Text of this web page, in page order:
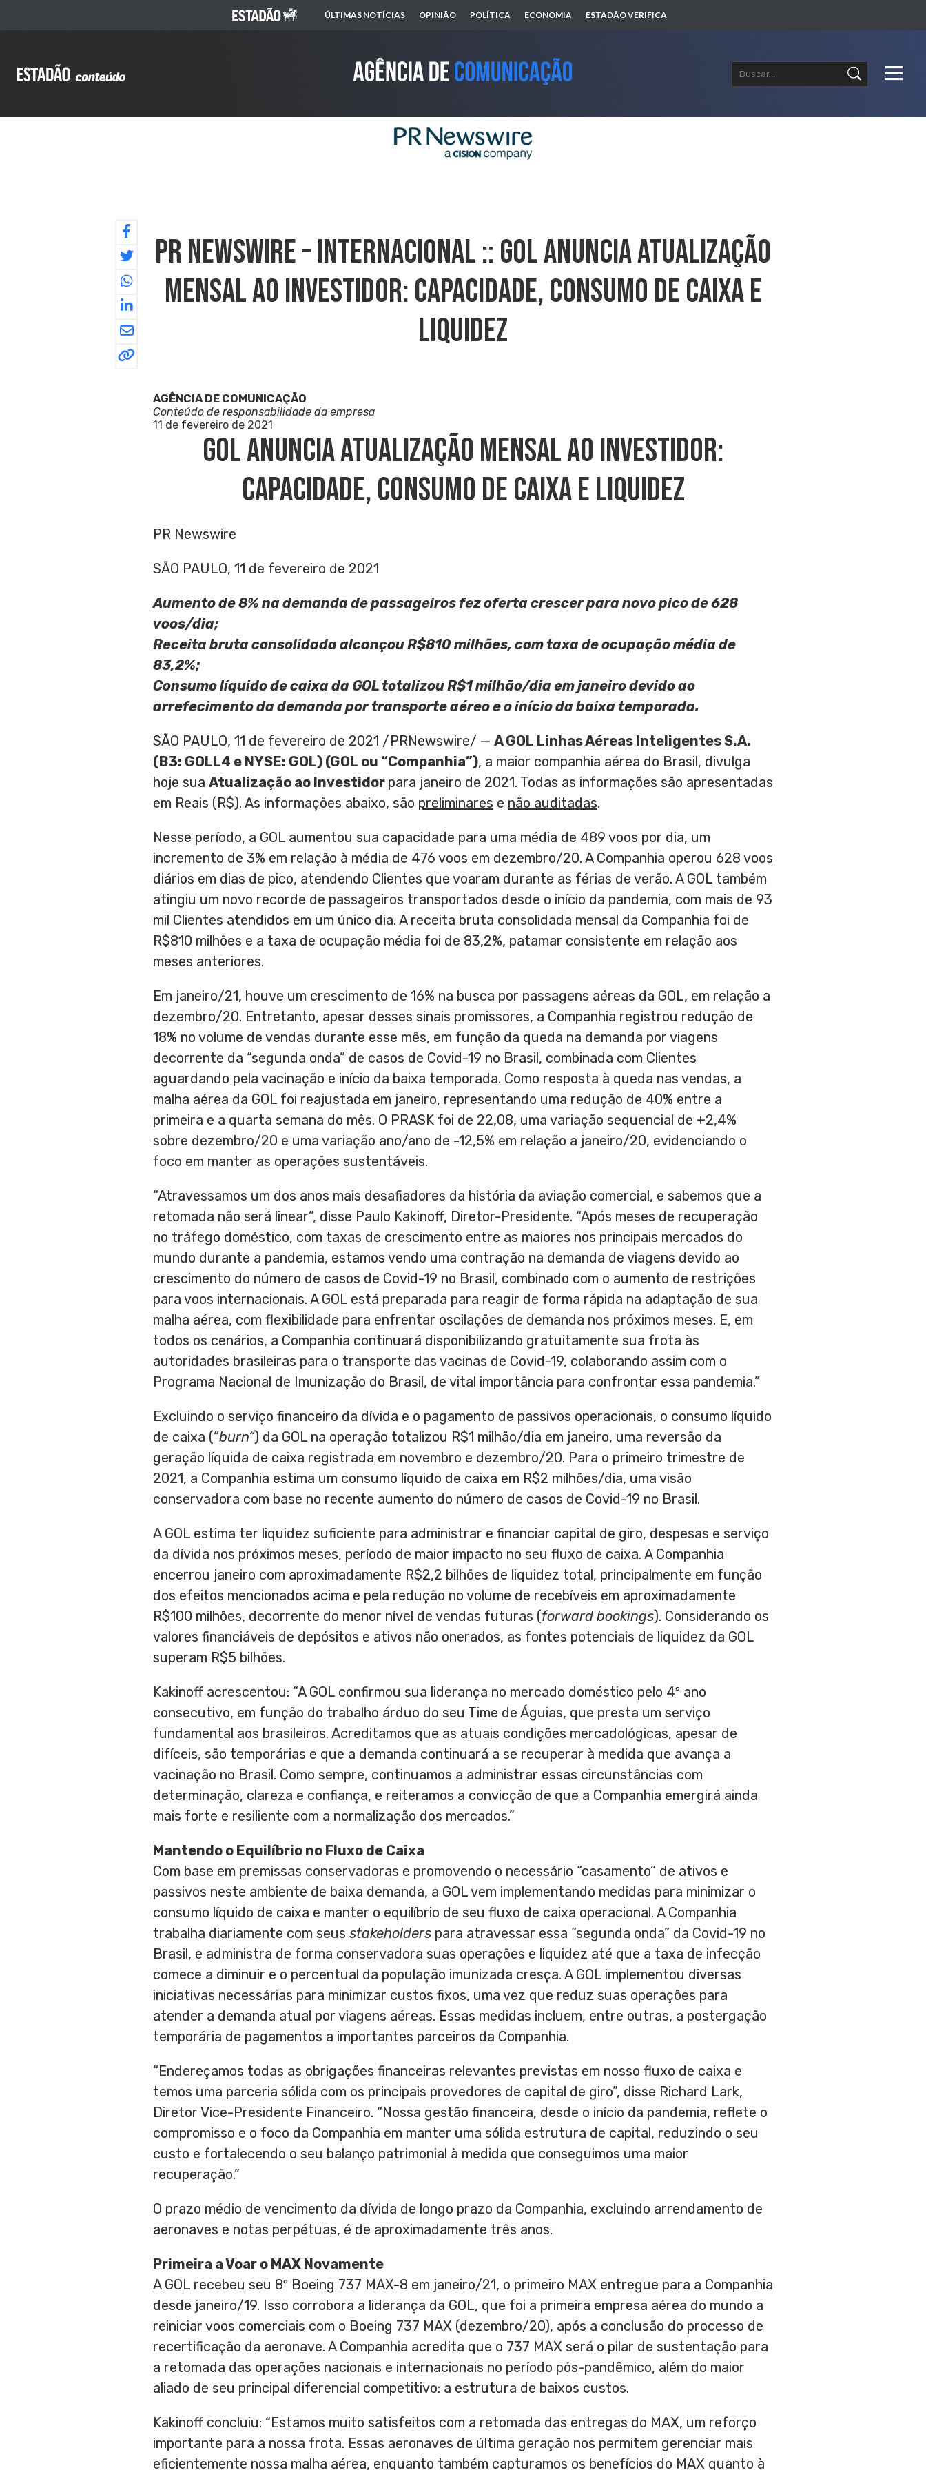
ÚLTIMAS NOTÍCIAS OPINIÃO POLÍTICA ECONOMIA ESTADÃO VERIFICA
PR NEWSWIRE – INTERNACIONAL :: GOL Anuncia Atualização
Mensal Ao Investidor: Capacidade, Consumo De Caixa E
Liquidez
AGÊNCIA DE COMUNICAÇÃO
Conteúdo de responsabilidade da empresa
11 de fevereiro de 2021
GOL Anuncia Atualização Mensal Ao Investidor:
Capacidade, Consumo De Caixa E Liquidez
PR Newswire
SÃO PAULO, 11 de fevereiro de 2021
Aumento de 8% na demanda de passageiros fez oferta crescer para novo pico de 628
voos/dia;
Receita bruta consolidada alcançouR$810milhões, com taxa de ocupação média de
83,2%;
Consumo líquido de caixa da GOL totalizouR$1milhão/dia em janeiro devido ao
arrefecimento da demanda por transporte aéreo e o início da baixa temporada.
SÃO PAULO, 11 de fevereiro de 2021 /PRNewswire/ — A GOL Linhas Aéreas Inteligentes S.A.
(B3: GOLL4 e NYSE: GOL) (GOL ou “Companhia”), a maior companhia aérea do Brasil, divulga
hoje sua Atualização ao Investidor para janeiro de 2021. Todas as informações são apresentadas
em Reais (R$). As informações abaixo, são preliminares e não auditadas.
Nesse período, a GOL aumentou sua capacidade para uma média de 489 voos por dia, um
incremento de 3% em relação à média de 476 voos em dezembro/20. A Companhia operou 628 voos
diários em dias de pico, atendendo Clientes que voaram durante as férias de verão. A GOL também
atingiu um novo recorde de passageiros transportados desde o início da pandemia, com mais de 93
mil Clientes atendidos em um único dia. A receita bruta consolidada mensal da Companhia foi de
R$810 milhões e a taxa de ocupação média foi de 83,2%, patamar consistente em relação aos
meses anteriores.
Em janeiro/21, houve um crescimento de 16% na busca por passagens aéreas da GOL, em relação a
dezembro/20. Entretanto, apesar desses sinais promissores, a Companhia registrou redução de
18% no volume de vendas durante esse mês, em função da queda na demanda por viagens
decorrente da “segunda onda” de casos de Covid-19 no Brasil, combinada com Clientes
aguardando pela vacinação e início da baixa temporada. Como resposta à queda nas vendas, a
malha aérea da GOL foi reajustada em janeiro, representando uma redução de 40% entre a
primeira e a quarta semana do mês. O PRASK foi de 22,08, uma variação sequencial de +2,4%
sobre dezembro/20 e uma variação ano/ano de -12,5% em relação a janeiro/20, evidenciando o
foco em manter as operações sustentáveis.
“Atravessamos um dos anos mais desafiadores da história da aviação comercial, e sabemos que a
retomada não será linear”, disse Paulo Kakinoff, Diretor-Presidente. “Após meses de recuperação
no tráfego doméstico, com taxas de crescimento entre as maiores nos principais mercados do
mundo durante a pandemia, estamos vendo uma contração na demanda de viagens devido ao
crescimento do número de casos de Covid-19 no Brasil, combinado com o aumento de restrições
para voos internacionais. A GOL está preparada para reagir de forma rápida na adaptação de sua
malha aérea, com flexibilidade para enfrentar oscilações de demanda nos próximos meses. E, em
todos os cenários, a Companhia continuará disponibilizando gratuitamente sua frota às
autoridades brasileiras para o transporte das vacinas de Covid-19, colaborando assim com o
Programa Nacional de Imunização do Brasil, de vital importância para confrontar essa pandemia.”
Excluindo o serviço financeiro da dívida e o pagamento de passivos operacionais, o consumo líquido
de caixa (“burn“) da GOL na operação totalizou R$1 milhão/dia em janeiro, uma reversão da
geração líquida de caixa registrada em novembro e dezembro/20. Para o primeiro trimestre de
2021, a Companhia estima um consumo líquido de caixa em R$2 milhões/dia, uma visão
conservadora com base no recente aumento do número de casos de Covid-19 no Brasil.
A GOL estima ter liquidez suficiente para administrar e financiar capital de giro, despesas e serviço
da dívida nos próximos meses, período de maior impacto no seu fluxo de caixa. A Companhia
encerrou janeiro com aproximadamente R$2,2 bilhões de liquidez total, principalmente em função
dos efeitos mencionados acima e pela redução no volume de recebíveis em aproximadamente
R$100 milhões, decorrente do menor nível de vendas futuras (forward bookings). Considerando os
valores financiáveis de depósitos e ativos não onerados, as fontes potenciais de liquidez da GOL
superam R$5 bilhões.
Kakinoff acrescentou: “A GOL confirmou sua liderança no mercado doméstico pelo 4º ano
consecutivo, em função do trabalho árduo do seu Time de Águias, que presta um serviço
fundamental aos brasileiros. Acreditamos que as atuais condições mercadológicas, apesar de
difíceis, são temporárias e que a demanda continuará a se recuperar à medida que avança a
vacinação no Brasil. Como sempre, continuamos a administrar essas circunstâncias com
determinação, clareza e confiança, e reiteramos a convicção de que a Companhia emergirá ainda
mais forte e resiliente com a normalização dos mercados.”
Mantendo o Equilíbrio no Fluxo de Caixa
Com base em premissas conservadoras e promovendo o necessário “casamento” de ativos e
passivos neste ambiente de baixa demanda, a GOL vem implementando medidas para minimizar o
consumo líquido de caixa e manter o equilíbrio de seu fluxo de caixa operacional. A Companhia
trabalha diariamente com seus stakeholders para atravessar essa “segunda onda” da Covid-19 no
Brasil, e administra de forma conservadora suas operações e liquidez até que a taxa de infecção
comece a diminuir e o percentual da população imunizada cresça. A GOL implementou diversas
iniciativas necessárias para minimizar custos fixos, uma vez que reduz suas operações para
atender a demanda atual por viagens aéreas. Essas medidas incluem, entre outras, a postergação
temporária de pagamentos a importantes parceiros da Companhia.
“Endereçamos todas as obrigações financeiras relevantes previstas em nosso fluxo de caixa e
temos uma parceria sólida com os principais provedores de capital de giro”, disse Richard Lark,
Diretor Vice-Presidente Financeiro. “Nossa gestão financeira, desde o início da pandemia, reflete o
compromisso e o foco da Companhia em manter uma sólida estrutura de capital, reduzindo o seu
custo e fortalecendo o seu balanço patrimonial à medida que conseguimos uma maior
recuperação.”
O prazo médio de vencimento da dívida de longo prazo da Companhia, excluindo arrendamento de
aeronaves e notas perpétuas, é de aproximadamente três anos.
Primeira a Voar o MAX Novamente
A GOL recebeu seu 8º Boeing 737 MAX-8 em janeiro/21, o primeiro MAX entregue para a Companhia
desde janeiro/19. Isso corrobora a liderança da GOL, que foi a primeira empresa aérea do mundo a
reiniciar voos comerciais com o Boeing 737 MAX (dezembro/20), após a conclusão do processo de
recertificação da aeronave. A Companhia acredita que o 737 MAX será o pilar de sustentação para
a retomada das operações nacionais e internacionais no período pós-pandêmico, além do maior
aliado de seu principal diferencial competitivo: a estrutura de baixos custos.
Kakinoff concluiu: “Estamos muito satisfeitos com a retomada das entregas do MAX, um reforço
importante para a nossa frota. Essas aeronaves de última geração nos permitem gerenciar mais
eficientemente nossa malha aérea, enquanto também capturamos os benefícios do MAX quanto à